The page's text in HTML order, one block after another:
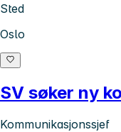
Sted
Oslo
SV søker ny
Kommunikasjonssjef